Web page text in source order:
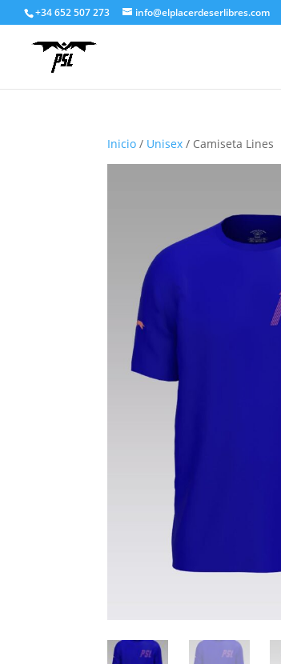
+34 652 507 273 info@elplacerdeserlibres.com
Inicio / Unisex / Camiseta Lines